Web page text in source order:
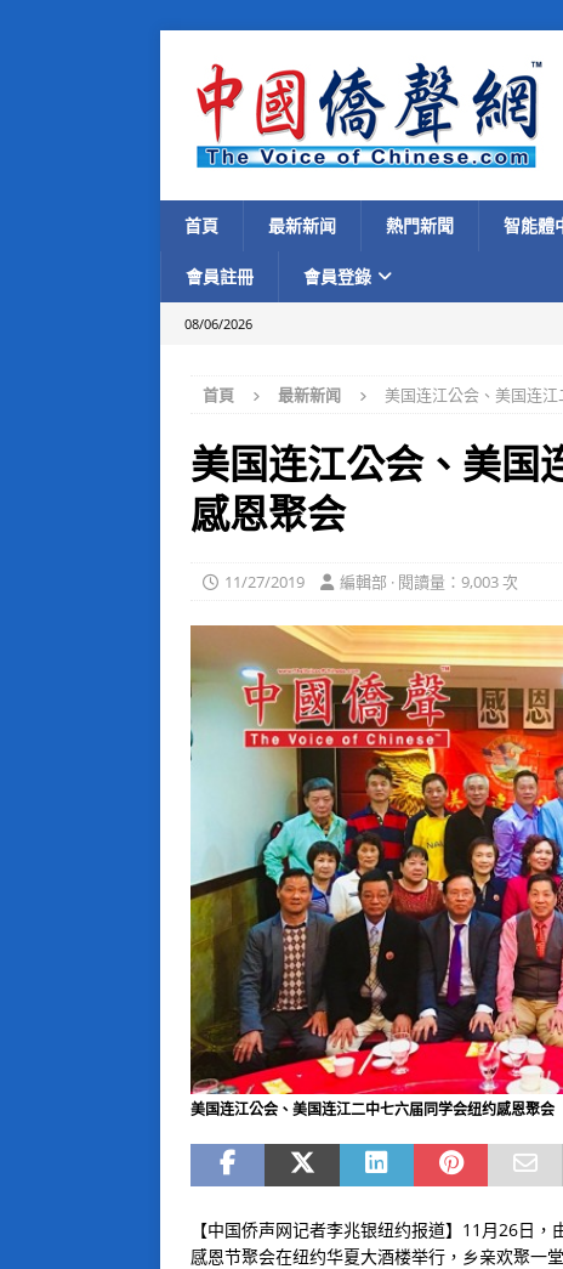
首頁 最新新闻 熱門新聞 智能體
會員註冊 會員登錄
08/06/2026
首頁 最新新闻 美国连江公会、美国连
美国连江公会、美国
感恩聚会
11/27/2019 編輯部 · 閱讀量：9,003 次
美国连江公会、美国连江二中七六届同学会纽约感恩聚会
【中国侨声网记者李兆银纽约报道】11月26日
感恩节聚会在纽约华夏大酒楼举行，乡亲欢聚一